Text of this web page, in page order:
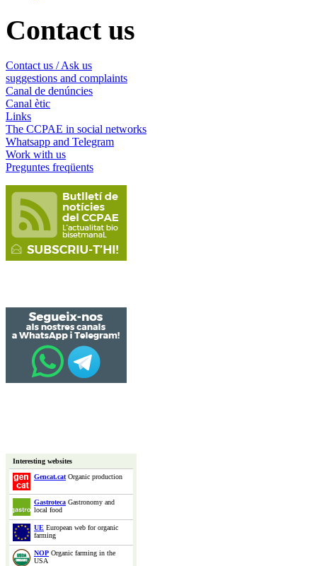
Contact us
Contact us / Ask us
suggestions and complaints
Canal de denúncies
Canal ètic
Links
The CCPAE in social networks
Whatsapp and Telegram
Work with us
Preguntes freqüents
Interesting websites
Gencat.catOrganic production
Gastroteca Gastronomy and
local food
UE European web for organic
farming
NOP Organic farming in the
USA